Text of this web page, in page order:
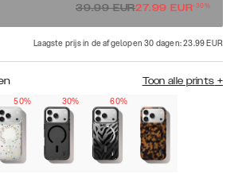
39.99EUR27.99 EUR-30%
Laagste prijs in de afgelopen 30 dagen: 23.99 EUR
Toon alle prints +
50% 30% 60%